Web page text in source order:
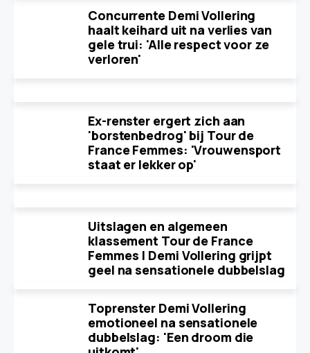
Concurrente Demi Vollering
haalt keihard uit na verlies van
gele trui: 'Alle respect voor ze
verloren'
Ex-renster ergert zich aan
'borstenbedrog' bij Tour de
France Femmes: 'Vrouwensport
staat er lekker op'
Uitslagen en algemeen
klassement Tour de France
Femmes | Demi Vollering grijpt
geel na sensationele dubbelslag
Toprenster Demi Vollering
emotioneel na sensationele
dubbelslag: 'Een droom die